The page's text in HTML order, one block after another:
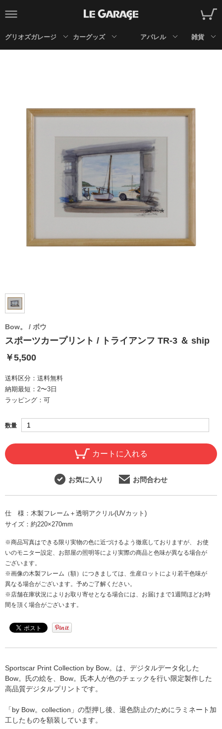
グリオズガレージ カーグッズ アパレル 雑貨
Bow。 / ボウ
スポーツカープリント / トライアンフ TR-3 ＆ ship
￥5,500
送料区分： 送料無料
納期最短： 2〜3日
ラッピング： 可
数量
カートに入れる
お気に入り お問合わせ
仕 様： 木製フレーム＋透明アクリル(UVカット)
サイズ： 約220×270mm
※商品写真はできる限り実物の色に近づけるよう徹底しておりますが、 お使
いのモニター設定、お部屋の照明等により実際の商品と色味が異なる場合が
ございます。
※画像の木製フレーム（額）につきましては、生産ロットにより若干色味が
異なる場合がございます。予めご了解ください。
※店舗在庫状況によりお取り寄せとなる場合には、お届けまで1週間ほどお時
間を頂く場合がございます。
Sportscar Print Collection by Bow。は、デジタルデータ化した
Bow。氏の絵を、Bow。氏本人が色のチェックを行い限定製作した
高品質デジタルプリントです。
「by Bow。collection」の型押し後、退色防止のためにラミネート加
工したものを額装しています。